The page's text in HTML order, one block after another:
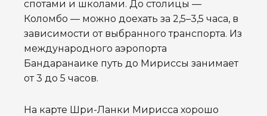
спотами и школами. До столицы —
Коломбо — можно доехать за 2,5–3,5 часа, в
зависимости от выбранного транспорта. Из
международного аэропорта
Бандаранаике путь до Мириссы занимает
от 3 до 5 часов.
На карте Шри-Ланки Мирисса хорошо